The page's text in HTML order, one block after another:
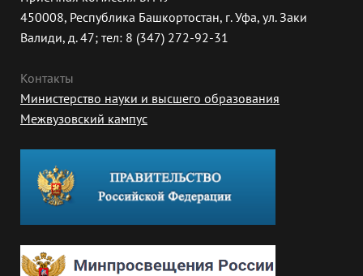
450008, Республика Башкортостан, г. Уфа, ул. Заки
Валиди, д. 47; тел: 8 (347) 272-92-31
Контакты
Министерство науки и высшего образования
Межвузовский кампус